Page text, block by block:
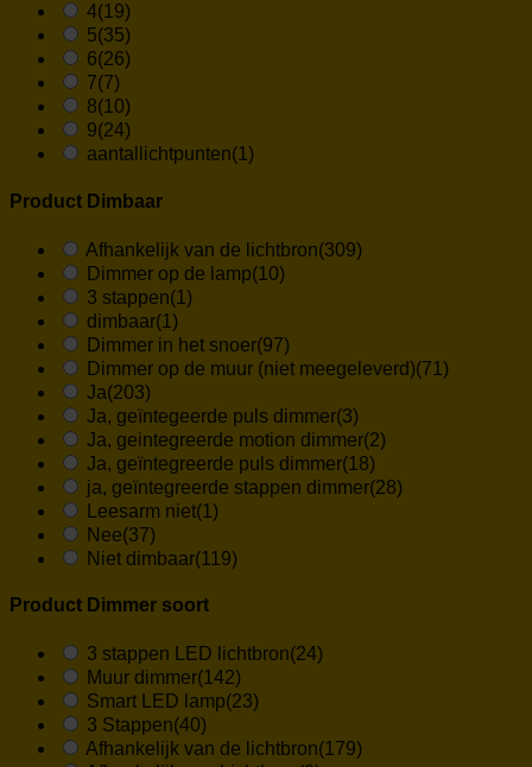
4(19)
5(35)
6(26)
7(7)
8(10)
9(24)
aantallichtpunten(1)
Product Dimbaar
Afhankelijk van de lichtbron(309)
Dimmer op de lamp(10)
3 stappen(1)
dimbaar(1)
Dimmer in het snoer(97)
Dimmer op de muur (niet meegeleverd)(71)
Ja(203)
Ja, geïntegeerde puls dimmer(3)
Ja, geintegreerde motion dimmer(2)
Ja, geïntegreerde puls dimmer(18)
ja, geïntegreerde stappen dimmer(28)
Leesarm niet(1)
Nee(37)
Niet dimbaar(119)
Product Dimmer soort
3 stappen LED lichtbron(24)
Muur dimmer(142)
Smart LED lamp(23)
3 Stappen(40)
Afhankelijk van de lichtbron(179)